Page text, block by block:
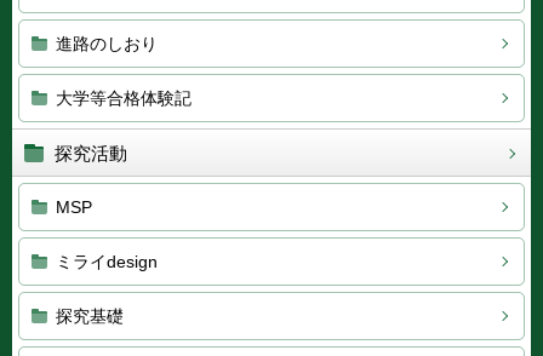
進路のしおり
大学等合格体験記
探究活動
MSP
ミライdesign
探究基礎